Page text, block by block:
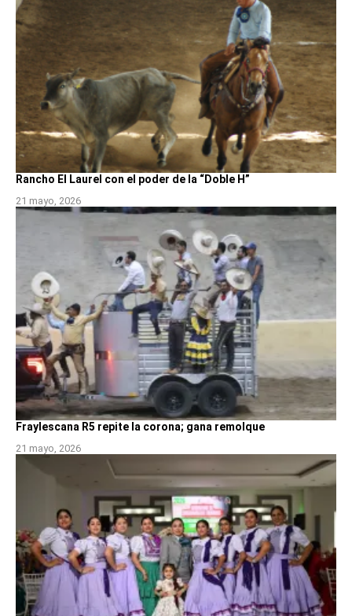
Rancho El Laurel con el poder de la “Doble H”
21 mayo, 2026
Fraylescana R5 repite la corona; gana remolque
21 mayo, 2026